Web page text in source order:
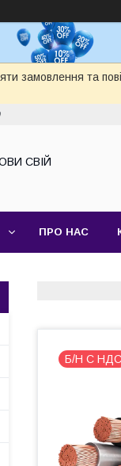
замовлення та
СВІЙ
ПРО НАС
Б/Н С НДС